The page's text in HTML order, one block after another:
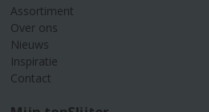
Assortiment
Over ons
Nieuws
Inspiratie
Contact